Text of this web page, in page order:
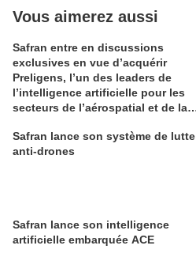
Vous aimerez aussi
Safran entre en discussions
exclusives en vue d’acquérir
Preligens, l’un des leaders de
l’intelligence artificielle pour les
secteurs de l’aérospatial et de la
Safran lance son système de lutte
anti-drones
Safran lance son intelligence
artificielle embarquée ACE